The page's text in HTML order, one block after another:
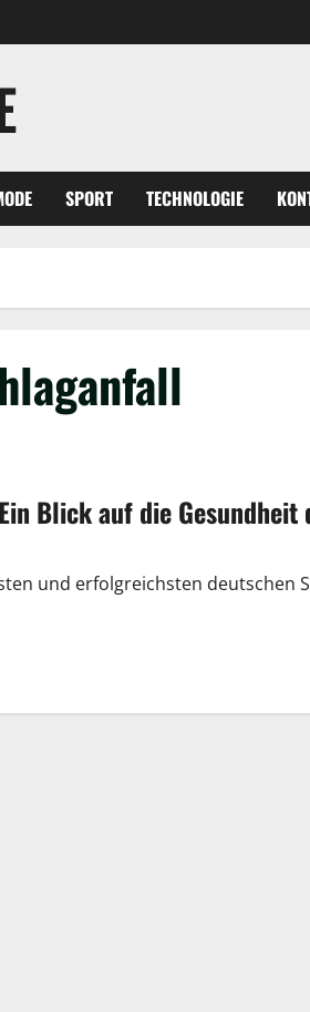
SPORT TECHNOLOGIE
Blick auf die Gesundheit
und erfolgreichsten deutschen